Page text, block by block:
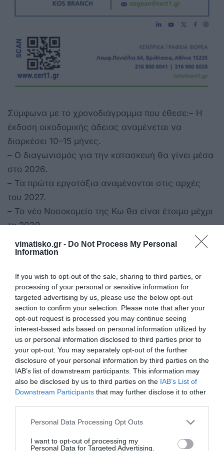
vimatisko.gr - Do Not Process My Personal
Information
If you wish to opt-out of the sale, sharing to third parties, or
processing of your personal or sensitive information for
targeted advertising by us, please use the below opt-out
section to confirm your selection. Please note that after your
opt-out request is processed you may continue seeing
interest-based ads based on personal information utilized by
us or personal information disclosed to third parties prior to
your opt-out. You may separately opt-out of the further
disclosure of your personal information by third parties on the
IAB’s list of downstream participants. This information may
also be disclosed by us to third parties on the IAB’s List of
Downstream Participants that may further disclose it to other
Personal Data Processing Opt Outs
I want to opt-out of processing my
Personal Data for Targeted Advertising.
Σύμφωνα με το χρονοδιάγραμμα που έθεσε:– Η
έκδοση οικοδομικής άδειας αναμένεται να
διαρκέσει 10–15 μήνες.
– Ο διαγωνισμός για την κατασκευή θα γίνει μέσα
στο 2026.
– Τα πρώτα εργοτάξια αναμένονται στις αρχές
του 2027.
– Το νέο Νοσοκομείο της Κω θα είναι έτοιμο μέχρι
το 2030.
Για το Ακτινοθεραπευτικό Κέντρο στο Γενικό
έργο είναι εντός χρονοδιαγράμματος και θα έχει
αποπερατωθεί από την Περιφέρεια Νοτίου Αιγαίου
σε 2 με 2,5 χρόνια. Ο υπουργός Υγείας τόνισε
μάλιστα ότι το Ακτινοθεραπευτικό θα έχει τον
καλύτερο και πλέον σύγχρονο γραμμικό
επιταχυντή στην Ελλάδα που δεν υπάρχει
αντίστοιχος σε άλλο Νοσοκομείο της χώρας.
Σχόλιο για την “Ιθάκη” του Αλέξη Τσίπρα
Τέλος, σε ερώτηση της Ρένας Παυλάκη για το
βιβλίο «Ιθάκη», ο Υπουργός σχολίασε ότι το
του πρώην Πρωθυπουργού με τον Βλαντίμιρ